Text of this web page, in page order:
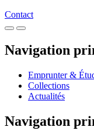
Contact
Navigation
Emprunter &
Collections
Actualités
Navigation